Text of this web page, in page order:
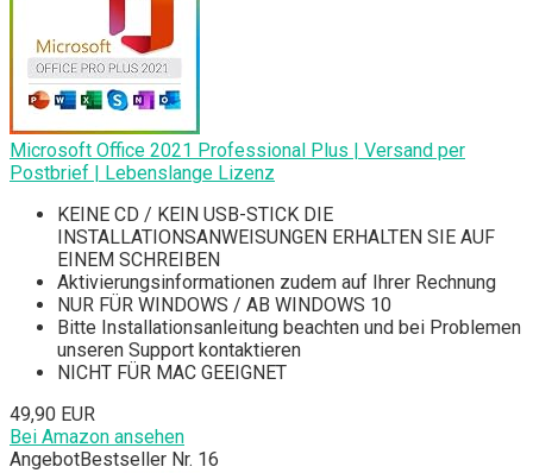
Microsoft Office 2021 Professional Plus | Versand per
Postbrief | Lebenslange Lizenz
KEINE CD / KEIN USB-STICK DIE
INSTALLATIONSANWEISUNGEN ERHALTEN SIE AUF
EINEM SCHREIBEN
Aktivierungsinformationen zudem auf Ihrer Rechnung
NUR FÜR WINDOWS / AB WINDOWS 10
Bitte Installationsanleitung beachten und bei Problemen
unseren Support kontaktieren
NICHT FÜR MAC GEEIGNET
49,90 EUR
Bei Amazon ansehen
AngebotBestseller Nr. 16